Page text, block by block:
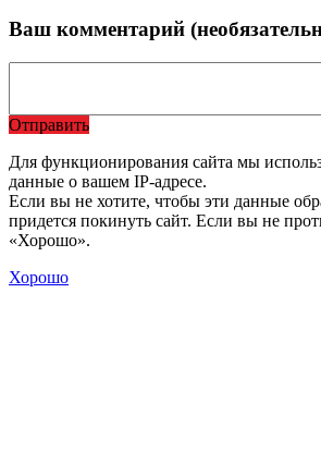
Ваш комментарий
Отправить
Для функционирования сайта мы
данные о вашем IP-адресе.
Если вы не хотите, чтобы эти данные
придется покинуть сайт. Если вы не
«Хорошо».
Хорошо